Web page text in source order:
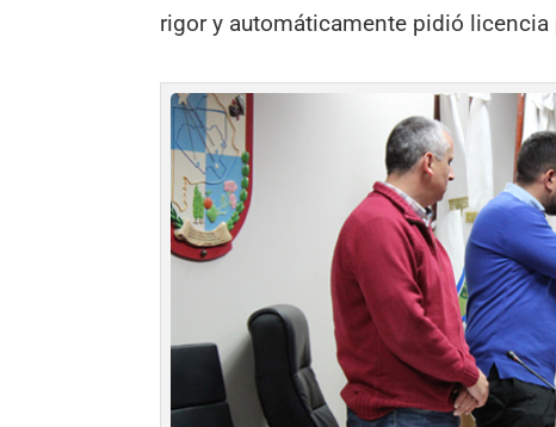
rigor y automáticamente pidió licencia